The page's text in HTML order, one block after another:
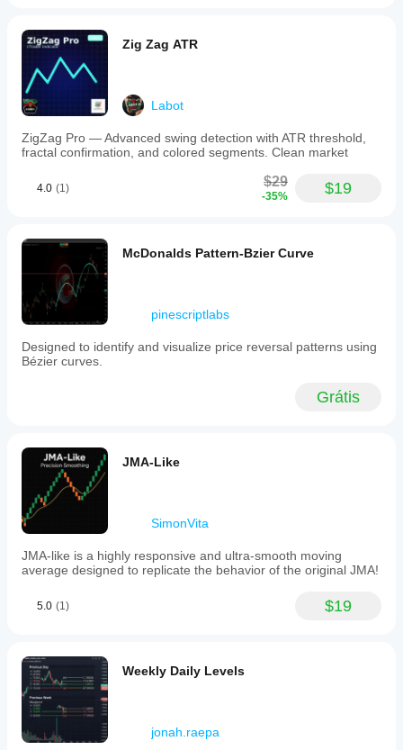
Zig Zag ATR
Labot
ZigZag Pro — Advanced swing detection with ATR threshold,
fractal confirmation, and colored segments. Clean market
4.0 (1) $29
-35% $19
McDonalds Pattern-Bzier Curve
pinescriptlabs
Designed to identify and visualize price reversal patterns using
Bézier curves.
Grátis
JMA-Like
SimonVita
JMA-like is a highly responsive and ultra-smooth moving
average designed to replicate the behavior of the original JMA!
5.0 (1) $19
Weekly Daily Levels
jonah.raepa